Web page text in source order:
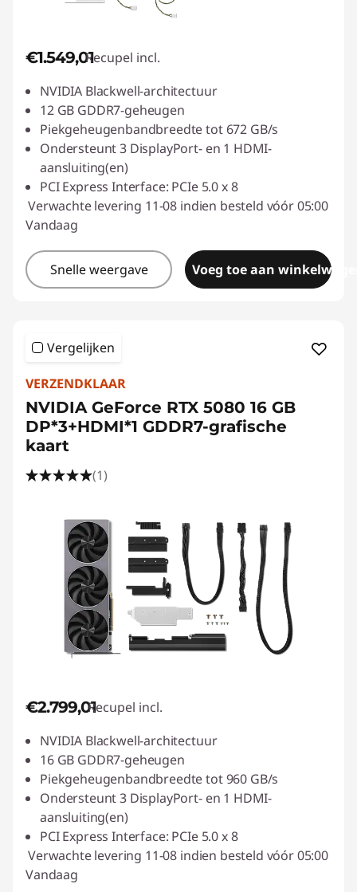
€1.549,01Recupel incl.
NVIDIA Blackwell-architectuur
12 GB GDDR7-geheugen
Piekgeheugenbandbreedte tot 672 GB/s
Ondersteunt 3 DisplayPort- en 1 HDMI-
aansluiting(en)
PCI Express Interface: PCIe 5.0 x 8
Verwachte levering 11-08 indien besteld vóór 05:00
Vandaag
Snelle weergave Voeg toe aan
Vergelijken
VERZENDKLAAR
NVIDIA GeForce RTX 5080 16 GB
DP*3+HDMI*1 GDDR7-grafische
kaart
(1)
€2.799,01Recupel incl.
NVIDIA Blackwell-architectuur
16 GB GDDR7-geheugen
Piekgeheugenbandbreedte tot 960 GB/s
Ondersteunt 3 DisplayPort- en 1 HDMI-
aansluiting(en)
PCI Express Interface: PCIe 5.0 x 8
Verwachte levering 11-08 indien besteld vóór 05:00
Vandaag